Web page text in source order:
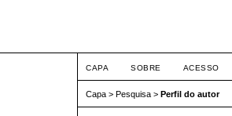
CAPA SOBRE ACESSO
Capa > Pesquisa > Perfil do autor